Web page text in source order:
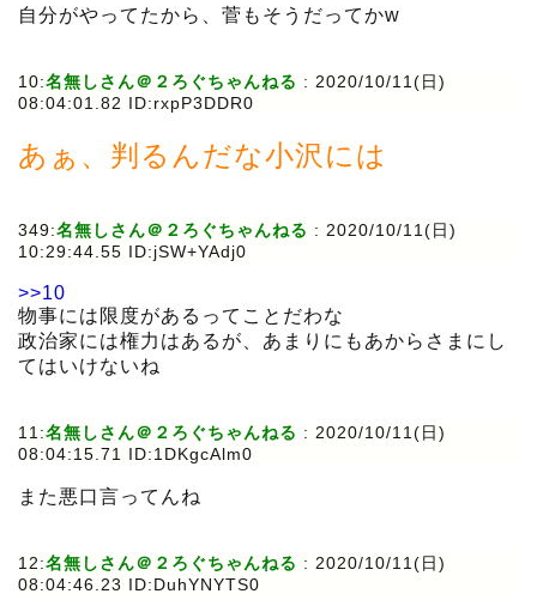
自分がやってたから、菅もそうだってかw
10:名無しさん＠２ろぐちゃんねる : 2020/10/11(日)
08:04:01.82 ID:rxpP3DDR0
あぁ、判るんだな小沢には
349:名無しさん＠２ろぐちゃんねる : 2020/10/11(日)
10:29:44.55 ID:jSW+YAdj0
>>10
物事には限度があるってことだわな
政治家には権力はあるが、あまりにもあからさまにし
てはいけないね
11:名無しさん＠２ろぐちゃんねる : 2020/10/11(日)
08:04:15.71 ID:1DKgcAlm0
また悪口言ってんね
12:名無しさん＠２ろぐちゃんねる : 2020/10/11(日)
08:04:46.23 ID:DuhYNYTS0